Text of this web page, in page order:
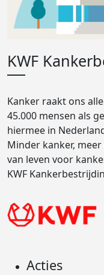
KWF
Kanker raakt ons
45.000 mensen als
hiermee in
Minder kanker,
van leven voor
KWF
Acties